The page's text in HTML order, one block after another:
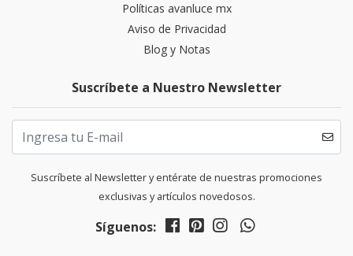
Políticas avanluce mx
Aviso de Privacidad
Blog y Notas
Suscríbete a Nuestro Newsletter
Suscríbete al Newsletter y entérate de nuestras promociones
exclusivas y artículos novedosos.
Síguenos: